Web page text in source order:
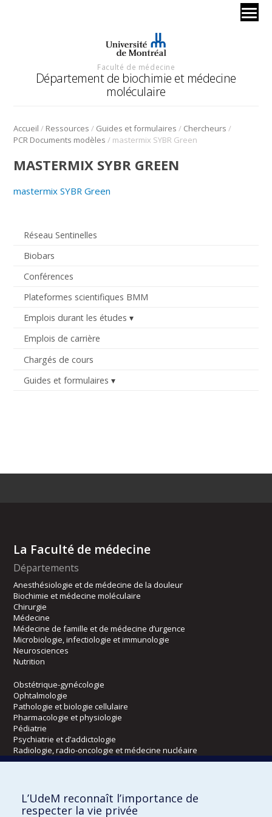
Faculté de médecine
Département de biochimie et médecine
moléculaire
Accueil / Ressources / Guides et formulaires / Chercheurs /
PCR Documents modèles / mastermix SYBR Green
Réseau Sentinelles
Biobars
Conférences
Plateformes scientifiques BMM
Emplois durant les études
Emplois de carrière
Chargés de cours
Guides et formulaires
MASTERMIX SYBR GREEN
mastermix SYBR Green
La Faculté de médecine
Départements
Anesthésiologie et de médecine de la douleur
Biochimie et médecine moléculaire
Chirurgie
Médecine
Médecine de famille et de médecine d’urgence
Microbiologie, infectiologie et immunologie
Neurosciences
Nutrition
Obstétrique-gynécologie
Ophtalmologie
Pathologie et biologie cellulaire
Pharmacologie et physiologie
Pédiatrie
Psychiatrie et d’addictologie
Radiologie, radio-oncologie et médecine nucléaire
Écoles
Kinésiologie et des sciences de l’activité physique
L’UdeM reconnaît l’importance de
respecter la vie privée